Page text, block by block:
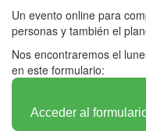
Un evento online para
personas y también el
Nos encontraremos el
en este formulario:
Acceder al